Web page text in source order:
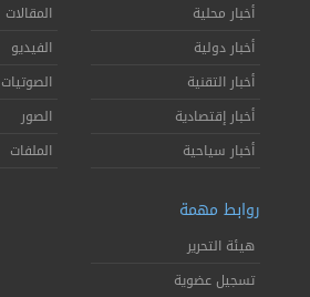
أخبار محلية
أخبار دولية
أخبار التقنية
أخبار إقتصادية
أخبار سياحية
المقالات
الفيديو
الصوتيات
الصور
الملفات
روابط مهمة
هيئة التحرير
تسجيل عضوية